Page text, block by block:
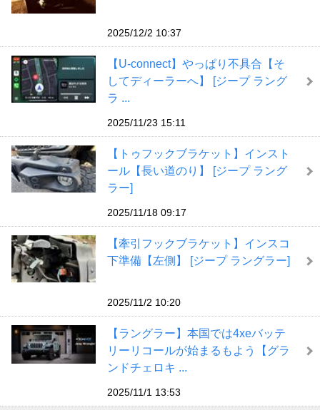
2025/12/2 10:37
【U-connect】やっぱり不具合【そ
してディーラーへ】 [ジープ ラング
ラ ...
2025/11/23 15:11
【トゥフックブラケット】インスト
ール【長い道のり】 [ジープ ラング
ラー]
2025/11/18 09:17
【牽引フックブラケット】インスコ
下準備【左側】 [ジープ ラングラー]
2025/11/2 10:20
【ラングラー】本国では4xeバッテ
リーリコールが始まるもよう【グラ
ンドチェロキ ...
2025/11/1 13:53